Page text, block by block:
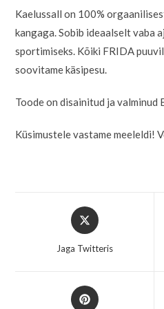
Kaelussall on 100%
kangaga. Sobib ideaalselt vaba
sportimiseks. Kõiki FRIDA
soovitame käsipesu.
Toode on disainitud ja valminud
Küsimustele vastame meeleldi!
Jaga Twitteris